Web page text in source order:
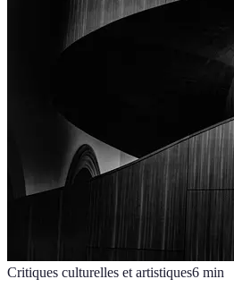
Critiques culturelles et artistiques6 min